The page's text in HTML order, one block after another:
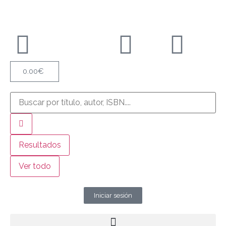
0.00€
Resultados
Ver todo
Iniciar sesión